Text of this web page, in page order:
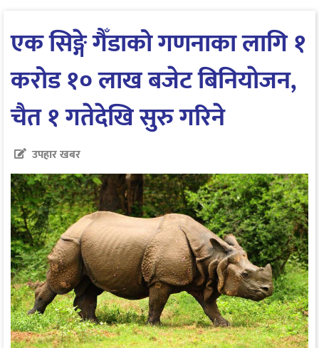
एक सिङ्गे गैँडाको गणनाका लागि १
करोड १० लाख बजेट बिनियाेजन,
चैत १ गतेदेखि सुरु गरिने
उपहार खबर